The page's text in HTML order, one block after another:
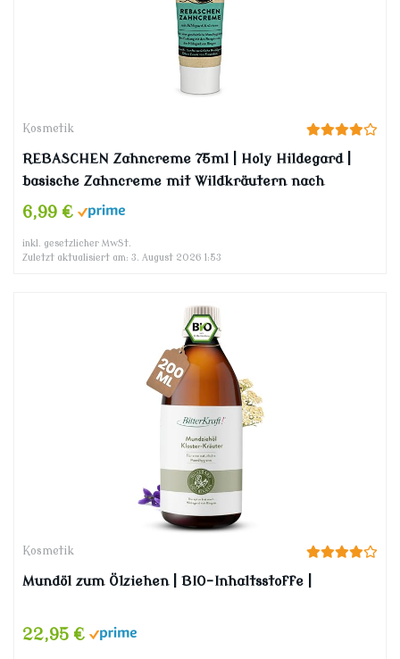
Kosmetik
REBASCHEN Zahncreme 75ml | Holy Hildegard |
basische Zahncreme mit Wildkräutern nach
Hildegard von Bingen | vegan | 100% natürlich
6,99 €
inkl. gesetzlicher MwSt.
Zuletzt aktualisiert am: 3. August 2026 1:53
Kosmetik
Mundöl zum Ölziehen | BIO-Inhaltsstoffe |
22,95 €